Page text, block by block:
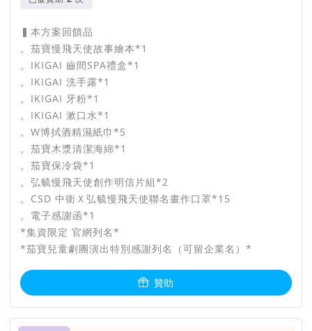
▍本方案回饋品
。茄寶慢飛天使故事繪本*1
。IKIGAI 齒間SPA禮盒*1
。IKIGAI 洗手露*1
。IKIGAI 牙粉*1
。IKIGAI 漱口水*1
。W博拭酒精濕紙巾*5
。茄寶木漿清潔海綿*1
。茄寶保冷袋*1
。弘毓慢飛天使創作明信片組*2
。CSD 中衛Ｘ弘毓慢飛天使聯名畫作口罩*15
。電子感謝函*1
*集資限定 官網列名*
*茄寶兒童劇團演出特別感謝列名（可留企業名）*
贊助